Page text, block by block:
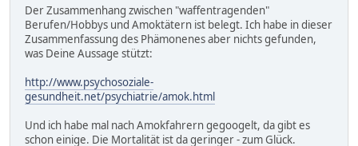
Der Zusammenhang zwischen "waffentragenden"
Berufen/Hobbys und Amoktätern ist belegt. Ich habe in dieser
Zusammenfassung des Phämonenes aber nichts gefunden,
was Deine Aussage stützt:
http://www.psychosoziale-
gesundheit.net/psychiatrie/amok.html
Und ich habe mal nach Amokfahrern gegoogelt, da gibt es
schon einige. Die Mortalität ist da geringer - zum Glück.